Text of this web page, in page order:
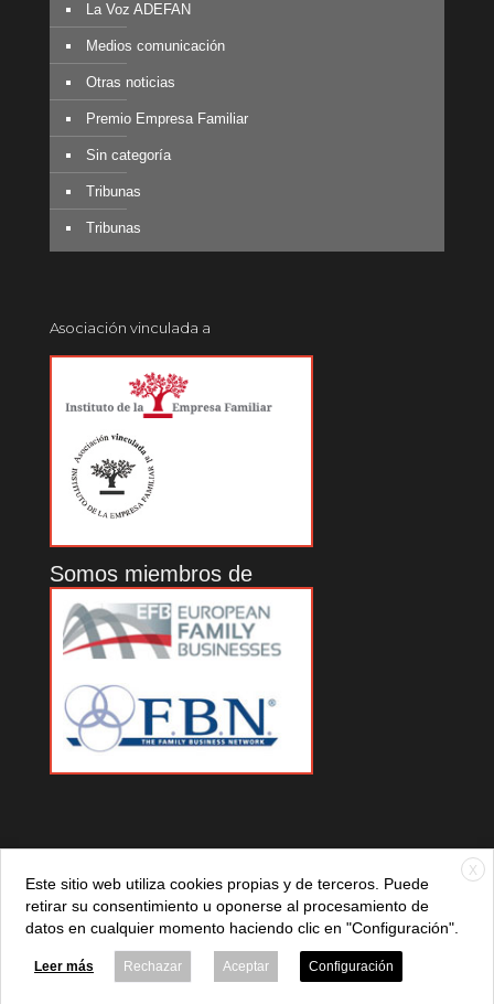
La Voz ADEFAN
Medios comunicación
Otras noticias
Premio Empresa Familiar
Sin categoría
Tribunas
Tribunas
Asociación vinculada a
Somos miembros de
881 |Política de privacidad|Aviso legal |Política de cookies
X
Este sitio web utiliza cookies propias y de terceros. Puede
retirar su consentimiento u oponerse al procesamiento de
datos en cualquier momento haciendo clic en "Configuración".
Leer más Rechazar Aceptar Configuración